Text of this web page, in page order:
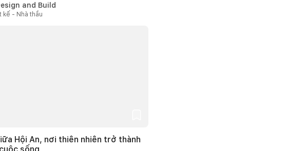
and Build
kế - Nhà thầu
Hội An, nơi thiên nhiên trở thành